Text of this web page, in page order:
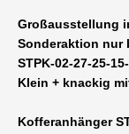
STPK
02
27-
25-
gebremst
Großausstellung
Sonderaktion nur
STPK-02-27-25-
Klein + knackig
Kofferanhänger